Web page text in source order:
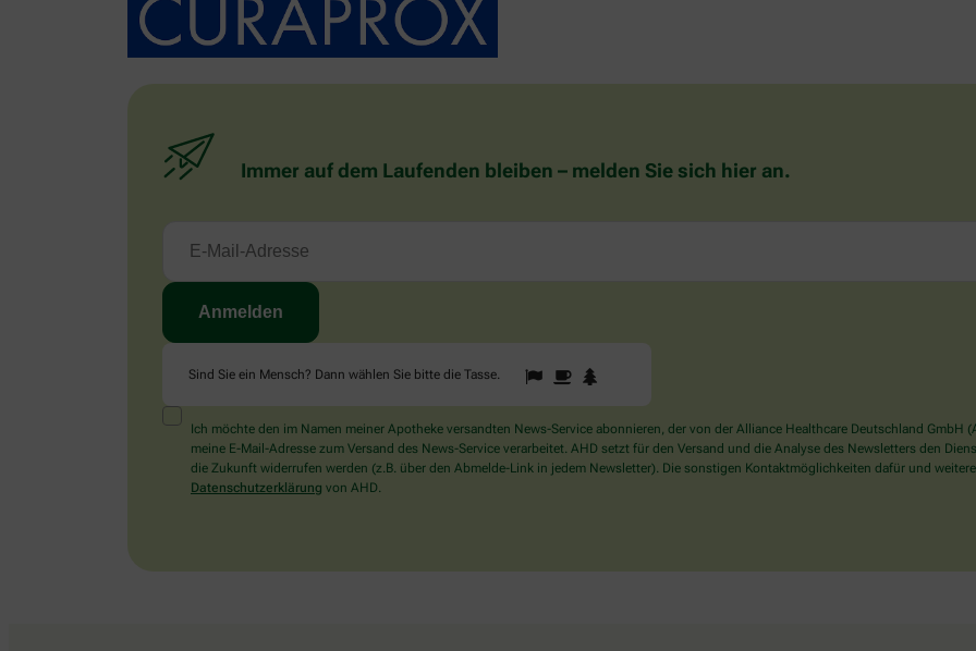
Immer auf dem Laufenden bleiben – melden Sie sich hier an.
Sind Sie ein Mensch? Dann wählen Sie bitte die Tasse
Sind
Sie
Mensch?
Dann
wählen
1 2
Ich möchte den im Namen meiner Apotheke versandten News-Service abonnieren, der von der Alliance Healthcare Deutschland
meine E-Mail-Adresse zum Versand des News-Service verarbeitet. AHD setzt für den Versand und die Analyse des Newsletters den
die Zukunft widerrufen werden (z.B. über den Abmelde-Link in jedem Newsletter). Die sonstigen Kontaktmöglichkeiten dafür und
Datenschutzerklärung von AHD.